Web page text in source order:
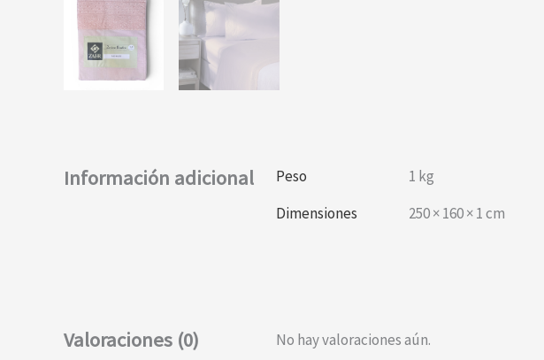
Información adicional Peso
1 kg
Dimensiones
250 × 160 × 1 cm
Valoraciones (0) No hay valoraciones aún.